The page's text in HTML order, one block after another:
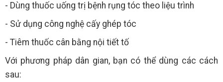
- Dùng thuốc uống trị bệnh rụng tóc theo liệu trình
- Sử dụng công nghệ cấy ghép tóc
- Tiêm thuốc cân bằng nội tiết tố
Với phương pháp dân gian, bạn có thể dùng các cách
sau: